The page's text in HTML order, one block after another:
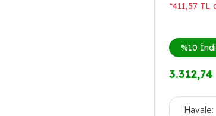
*411,57 TL
%10
Havale